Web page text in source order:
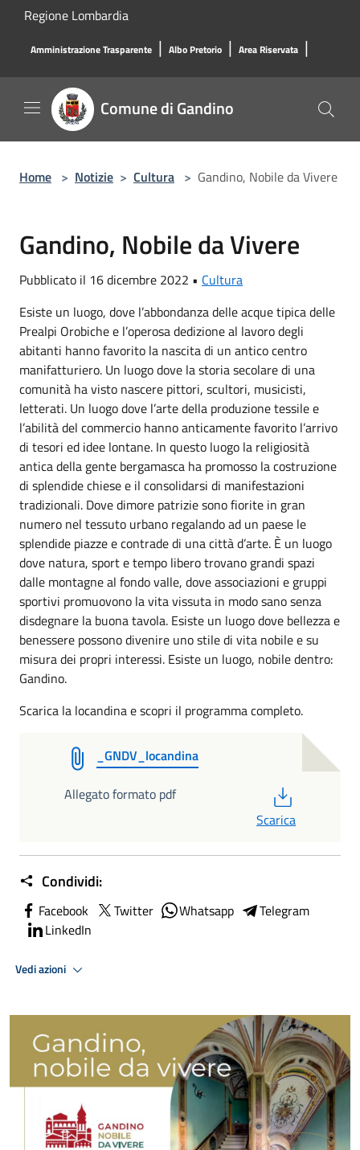
Salta al contenuto principale
Regione Lombardia
Amministrazione Trasparente | Albo Pretorio | Area Riservata |
Comune di Gandino
Home > Notizie > Cultura > Gandino, Nobile da Vivere
Gandino, Nobile da Vivere
Pubblicato il 16 dicembre 2022 • Cultura
Esiste un luogo, dove l’abbondanza delle acque tipica delle
Prealpi Orobiche e l’operosa dedizione al lavoro degli
abitanti hanno favorito la nascita di un antico centro
manifatturiero. Un luogo dove la storia secolare di una
comunità ha visto nascere pittori, scultori, musicisti,
letterati. Un luogo dove l’arte della produzione tessile e
l’abilità del commercio hanno anticamente favorito l’arrivo
di tesori ed idee lontane. In questo luogo la religiosità
antica della gente bergamasca ha promosso la costruzione
di splendide chiese e il consolidarsi di manifestazioni
tradizionali. Dove dimore patrizie sono fiorite in gran
numero nel tessuto urbano regalando ad un paese le
splendide piazze e contrade di una città d’arte. È un luogo
dove natura, sport e tempo libero trovano grandi spazi
dalle montagne al fondo valle, dove associazioni e gruppi
sportivi promuovono la vita vissuta in modo sano senza
disdegnare la buona tavola. Esiste un luogo dove bellezza e
benessere possono divenire uno stile di vita nobile e su
misura dei propri interessi. Esiste un luogo, nobile dentro:
Gandino.
Scarica la locandina e scopri il programma completo.
_GNDV_locandina
Allegato formato pdf
Scarica
Condividi:
Facebook Twitter Whatsapp
Telegram
LinkedIn
Vedi azioni